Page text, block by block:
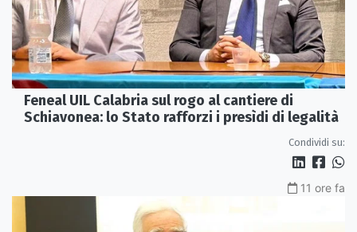
Feneal UIL Calabria sul rogo al cantiere di
Schiavonea: lo Stato rafforzi i presìdi di legalità
Condividi su:
11 ore fa